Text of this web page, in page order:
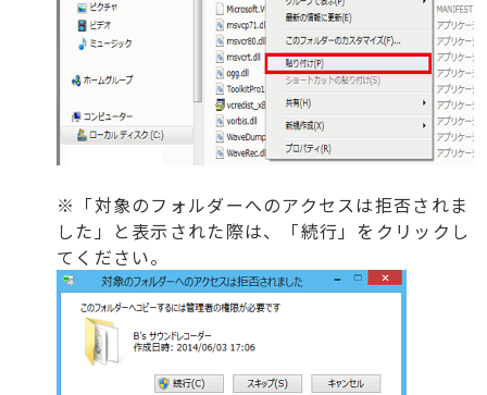
※「対象のフォルダーへのアクセスは拒否されま
した」と表示された際は、「続行」をクリックし
てください。